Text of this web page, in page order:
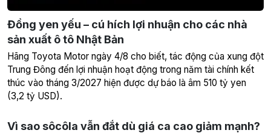
Đồng yen yếu – cú hích lợi nhuận cho các nhà
sản xuất ô tô Nhật Bản
Hãng Toyota Motor ngày 4/8 cho biết, tác động của xung đột
Trung Đông đến lợi nhuận hoạt động trong năm tài chính kết
thúc vào tháng 3/2027 hiện được dự báo là âm 510 tỷ yen
(3,2 tỷ USD).
Vì sao sôcôla vẫn đắt dù giá ca cao giảm mạnh?